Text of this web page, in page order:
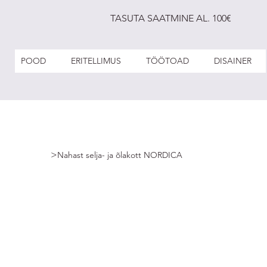
TASUTA SAATMINE AL. 100€
POOD ERITELLIMUS TÖÖTOAD DISAINER
>Nahast selja- ja õlakott NORDICA